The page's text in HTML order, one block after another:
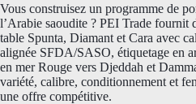
Vous construisez un programme de
l’Arabie saoudite ? PEI Trade fournit
table Spunta, Diamant et Cara avec
alignée SFDA/SASO, étiquetage en
en mer Rouge vers Djeddah et
variété, calibre, conditionnement et
une offre compétitive.